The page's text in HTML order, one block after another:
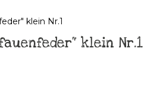
klein Nr.1